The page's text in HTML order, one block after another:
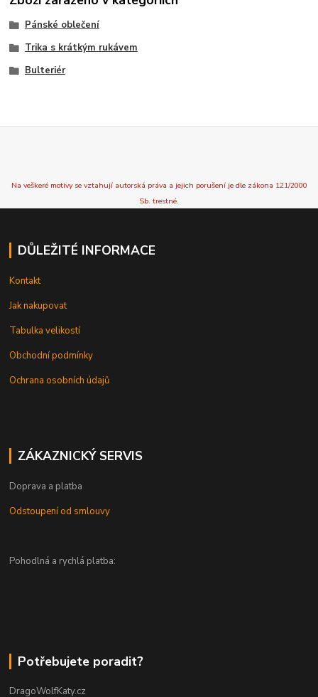
Pánské oblečení
Trika s krátkým rukávem
Bulteriér
Na veškeré motivy se vztahují autorská práva a jejich porušení je dle zákona 121/2000
Sb. trestné.
DŮLEŽITÉ INFORMACE
Kontakt
Jak nakupovat
Tabulka velikostí
Obchodní podmínky
Ochrana osobních údajů
ZÁKAZNICKÝ SERVIS
Doprava a platba
Odstoupení od smlouvy
Pohodlná a rychlá platba:
Potřebujete poradit?
DragoWolfKaty.cz